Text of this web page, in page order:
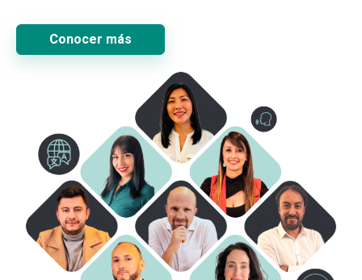
Conocer más